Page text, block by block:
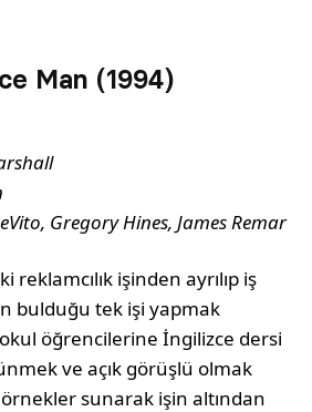
Man (1994)
Gregory Hines, James Remar
reklamcılık işinden ayrılıp iş
bulduğu tek işi yapmak
öğrencilerine İngilizce dersi
ve açık görüşlü olmak
örnekler sunarak işin altından